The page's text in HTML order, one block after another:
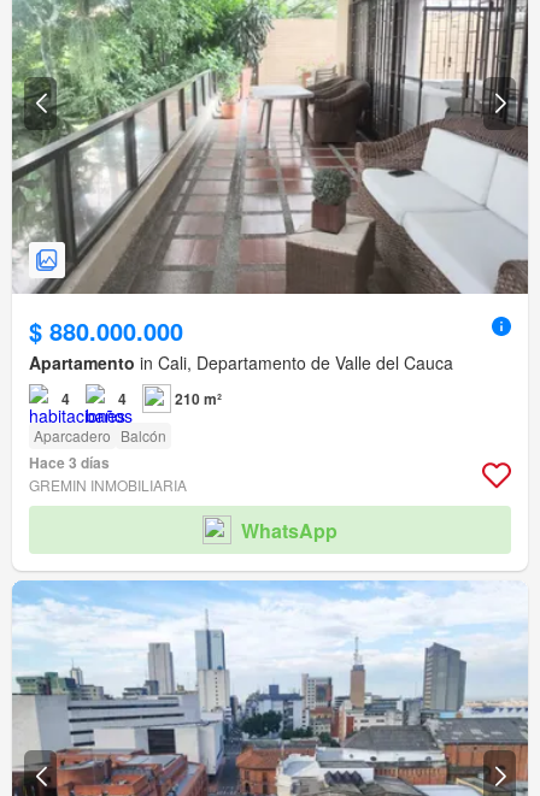
$ 880.000.000
Apartamento in Cali, Departamento de Valle del Cauca
4 4 210 m²
Aparcadero Balcón
Hace 3 días
GREMIN INMOBILIARIA
WhatsApp